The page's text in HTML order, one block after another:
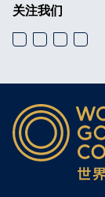
关注我们